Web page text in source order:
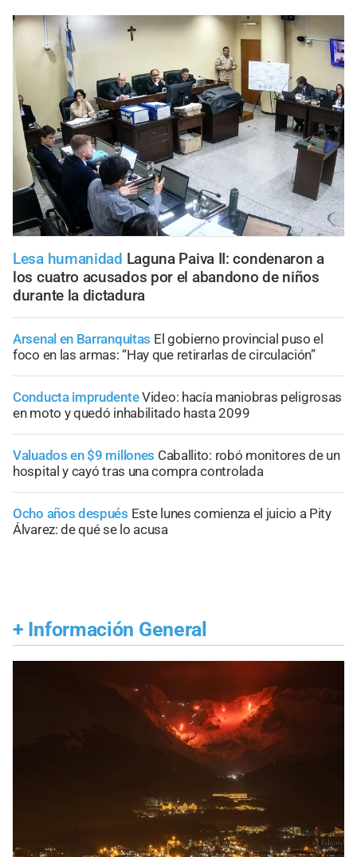
Lesa humanidad Laguna Paiva II: condenaron a
los cuatro acusados por el abandono de niños
durante la dictadura
Arsenal en Barranquitas El gobierno provincial puso el
foco en las armas: “Hay que retirarlas de circulación”
Conducta imprudenteVideo: hacía maniobras peligrosas
en moto y quedó inhabilitado hasta 2099
Valuados en $9 millones Caballito: robó monitores de un
hospital y cayó tras una compra controlada
Ocho años después Este lunes comienza el juicio a Pity
Álvarez: de qué se lo acusa
+ Información General